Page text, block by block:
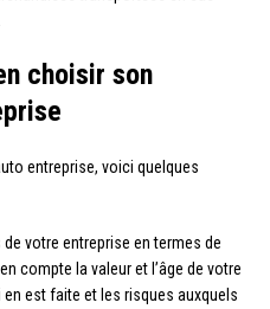
choisir son
entreprise, voici quelques
votre entreprise en termes de
compte la valeur et l’âge de votre
est faite et les risques auxquels